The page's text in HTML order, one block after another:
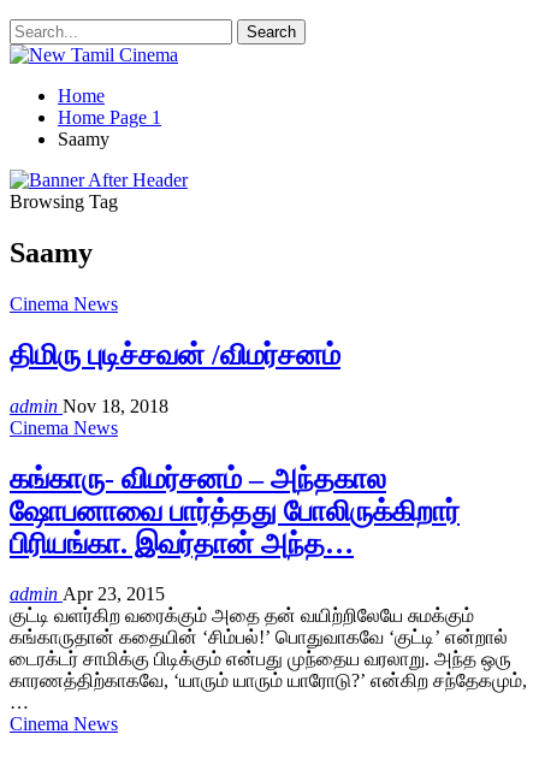
Home
Home Page 1
Saamy
Browsing Tag
Saamy
Cinema News
திமிரு புடிச்சவன் /விமர்சனம்
admin Nov 18, 2018
Cinema News
கங்காரு- விமர்சனம் – அந்தகால
ஷோபனாவை பார்த்தது போலிருக்கிறார்
பிரியங்கா. இவர்தான் அந்த…
admin Apr 23, 2015
குட்டி வளர்கிற வரைக்கும் அதை தன் வயிற்றிலேயே சுமக்கும்
கங்காருதான் கதையின் ‘சிம்பல்!’ பொதுவாகவே ‘குட்டி’ என்றால்
டைரக்டர் சாமிக்கு பிடிக்கும் என்பது முந்தைய வரலாறு. அந்த ஒரு
காரணத்திற்காகவே, ‘யாரும் யாரும் யாரோடு?’ என்கிற சந்தேகமும்,
…
Cinema News